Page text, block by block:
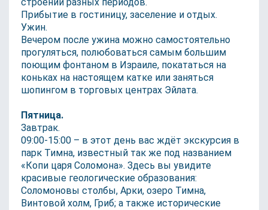
Прибытие в гостиницу, заселение и отдых.
Ужин.
Вечером после ужина можно самостоятельно
прогуляться, полюбоваться самым большим
поющим фонтаном в Израиле, покататься на
коньках на настоящем катке или заняться
шопингом в торговых центрах Эйлата.
Пятница.
Завтрак.
09:00-15:00 – в этот день вас ждёт экскурсия в
парк Тимна, известный так же под названием
«Копи царя Соломона». Здесь вы увидите
красивые геологические образования:
Соломоновы столбы, Арки, озеро Тимна,
Винтовой холм, Гриб; а также исторические